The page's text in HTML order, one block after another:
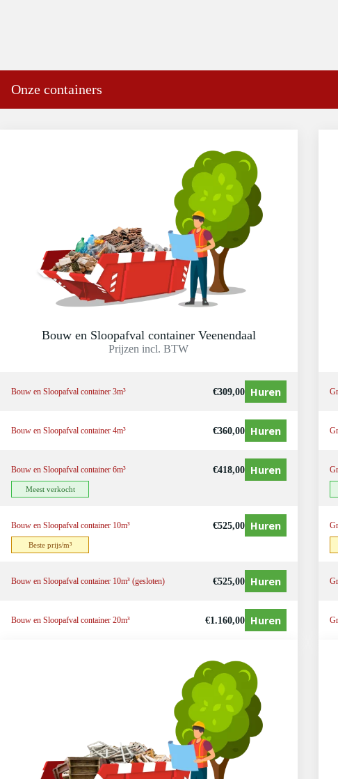
Onze containers
Bouw en Sloopafval container Veenendaal
Prijzen incl. BTW
Bouw en Sloopafval container 3m³ €309,00 Huren
Bouw en Sloopafval container 4m³ €360,00 Huren
Bouw en Sloopafval container 6m³ €418,00 Huren
Meest verkocht
Bouw en Sloopafval container 10m³ €525,00 Huren
Beste prijs/m³
Bouw en Sloopafval container 10m³ (gesloten) €525,00 Huren
Bouw en Sloopafval container 20m³ €1.160,00 Huren